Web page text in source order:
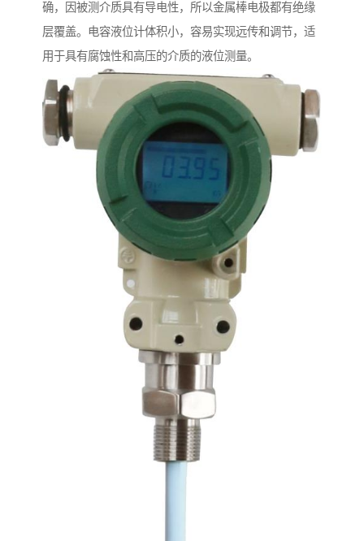
确，因被测介质具有导电性，所以金属棒电极都有绝缘
层覆盖。电容液位计体积小，容易实现远传和调节，适
用于具有腐蚀性和高压的介质的液位测量。